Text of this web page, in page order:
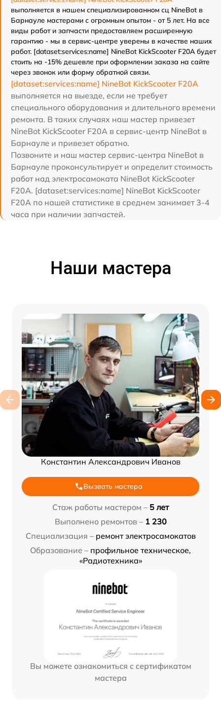
выполняется в нашем специализированном сц NineBot в
Барнауле мастерами с огромным опытом - от 5 лет. На все
виды работ и запчасти предоставляем расширенную
гарантию - мы в сервис-центре уверены в качестве наших
работ. [dataset:services:name] NineBot KickScooter F20A будет
стоить на -15% дешевле при оформлении заказа на сайте
через звонок или форму обратной связи.
[dataset:services:name] NineBot KickScooter F20A
выполняется на выезде, если не требует
специального оборудования и длительного времени
ремонта. В таких случаях наш мастер привезет
NineBot KickScooter F20A в сервис-центр NineBot в
Барнауле и привезет обратно.
Позвоните и наш мастер сервис-центра NineBot в
Барнауле проконсультирует и определит стоимость
работ над электросамоката NineBot KickScooter
F20A. [dataset:services:name] NineBot KickScooter
F20A по нашей статистике в среднем занимает 3-4
часа при наличии запчастей.
Наши мастера
Константин Александрович Иванов
Вызвать мастера
Стаж работы мастером – 5 лет
Выполнено ремонтов – 1 230
Специализация – ремонт электросамокатов
Образование – профильное техническое,
«Радиотехника»
Вы можете ознакомиться с сертификатом
мастера